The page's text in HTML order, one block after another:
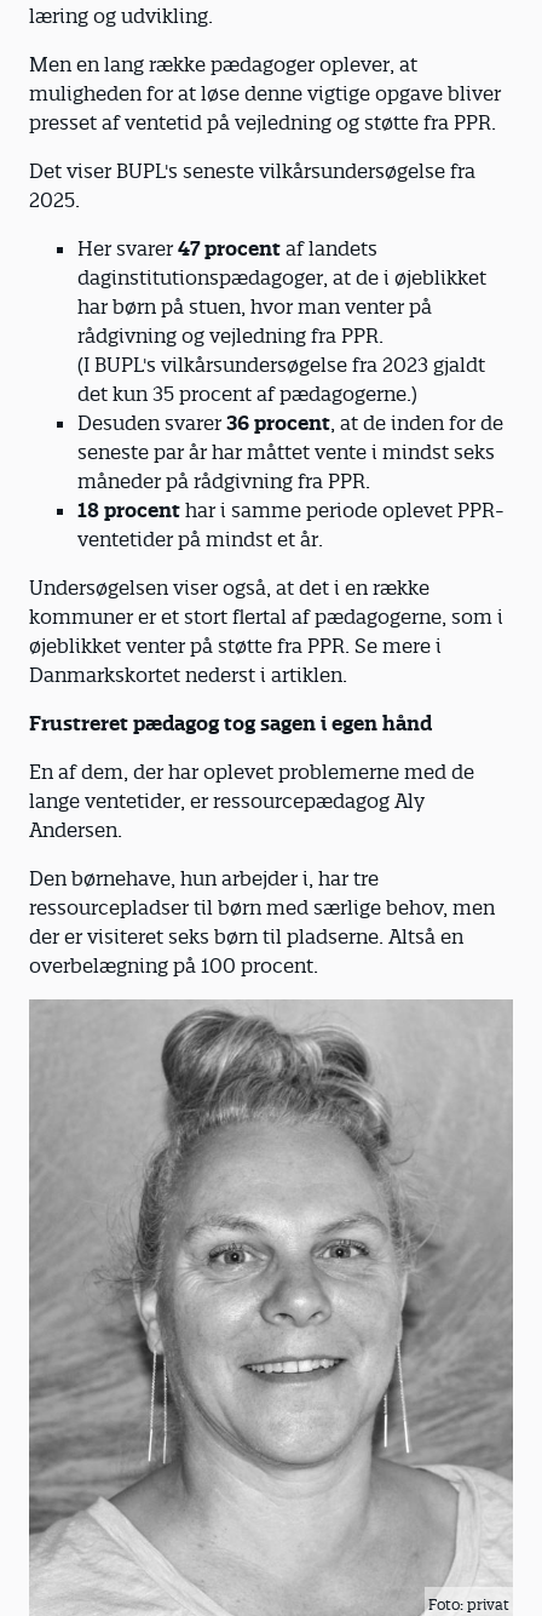
læring og udvikling.
Men en lang række pædagoger oplever, at
muligheden for at løse denne vigtige opgave bliver
presset af ventetid på vejledning og støtte fra PPR.
Det viser BUPL's seneste vilkårsundersøgelse fra
2025.
Her svarer 47 procent af landets
daginstitutionspædagoger, at de i øjeblikket
har børn på stuen, hvor man venter på
rådgivning og vejledning fra PPR.
(I BUPL's vilkårsundersøgelse fra 2023 gjaldt
det kun 35 procent af pædagogerne.)
Desuden svarer 36 procent, at de inden for de
seneste par år har måttet vente i mindst seks
måneder på rådgivning fra PPR.
18 procent har i samme periode oplevet PPR-
ventetider på mindst et år.
Undersøgelsen viser også, at det i en række
kommuner er et stort flertal af pædagogerne, som i
øjeblikket venter på støtte fra PPR. Se mere i
Danmarkskortet nederst i artiklen.
Frustreret pædagog tog sagen i egen hånd
En af dem, der har oplevet problemerne med de
lange ventetider, er ressourcepædagog Aly
Andersen.
Den børnehave, hun arbejder i, har tre
ressourcepladser til børn med særlige behov, men
der er visiteret seks børn til pladserne. Altså en
overbelægning på 100 procent.
Foto: privat